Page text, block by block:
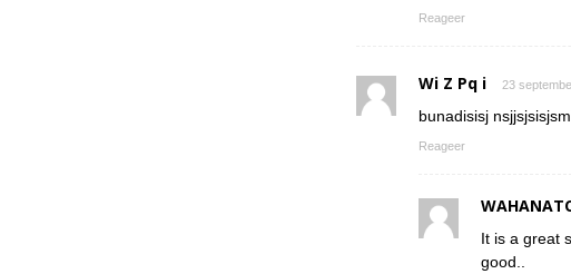
Reageer
Wi Z Pq i 23
bunadisisj
Reageer
It is a great
good..